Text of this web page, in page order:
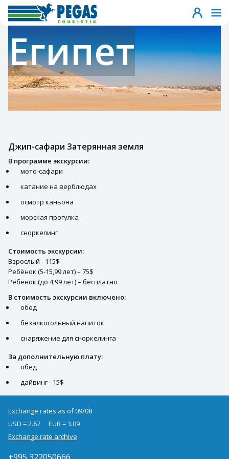
Египет
Джип-сафари Затерянная земля
В программе экскурсии:
мото-сафари
катание на верблюдах
осмотр каньона
морская прогулка
сноркелинг
Стоимость экскурсии:
Взрослый - 115$
Ребёнок (5-15,99 лет) – 75$
Ребёнок (до 4,99 лет) – бесплатно
В стоимость экскурсии включено:
обед
безалкогольный напиток
снаряжение для сноркелинга
За дополнительную плату:
обед
дайвинг - 15$
Exchange rates as of 09/08
USD = 2.67
EUR = 3.09
Exchange rate archive